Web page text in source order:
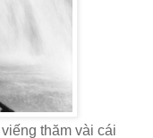
thăm vài cái